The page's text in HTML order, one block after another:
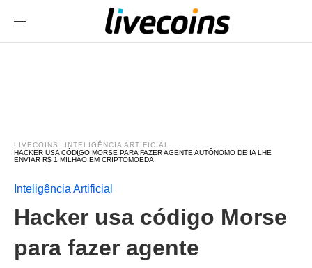
LIVECOINS
INTELIGÊNCIA ARTIFICIAL
HACKER USA CÓDIGO MORSE PARA FAZER AGENTE AUTÔNOMO DE IA LHE
ENVIAR R$ 1 MILHÃO EM CRIPTOMOEDA
Inteligência Artificial
Hacker usa código Morse
para fazer agente